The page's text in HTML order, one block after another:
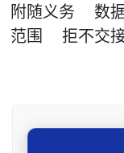
附随义务 数
范围
拒不交